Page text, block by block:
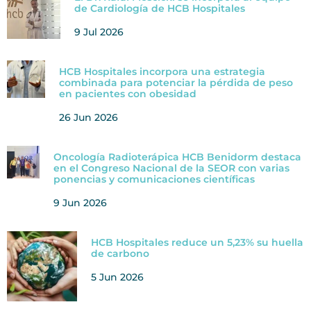
de Cardiología de HCB Hospitales
9 Jul 2026
HCB Hospitales incorpora una estrategia
combinada para potenciar la pérdida de peso
en pacientes con obesidad
26 Jun 2026
Oncología Radioterápica HCB Benidorm destaca
en el Congreso Nacional de la SEOR con varias
ponencias y comunicaciones científicas
9 Jun 2026
HCB Hospitales reduce un 5,23% su huella
de carbono
5 Jun 2026